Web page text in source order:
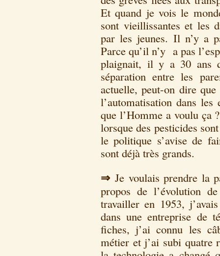
Et quand je vois le
sont vieillissantes et les
par les jeunes. Il n’y a
Parce qu’il n’y a pas
plaignait, il y a 30 ans
séparation entre les
actuelle, peut-on dire
l’automatisation dans
que l’Homme a voulu ça
lorsque des pesticides
le politique s’avise de
sont déjà très grands.
⇒Je voulais prendre la
propos de l’évolution
travailler en 1953,
dans une entreprise de
fiches, j’ai connu les
métier et j’ai subi quatre